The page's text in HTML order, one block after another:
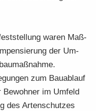
waren Maß­
der Um­
zum Bau­ab­lauf
Be­wohner im Um­feld
des Ar­ten­schut­zes